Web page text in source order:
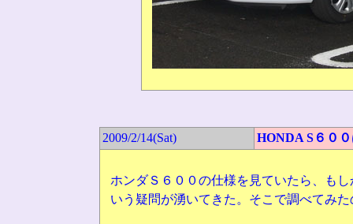
2009/2/14(Sat) HONDA S６０
ホンダＳ６００の仕様を見ていたら、も
いう疑問が湧いてきた。そこで調べてみ